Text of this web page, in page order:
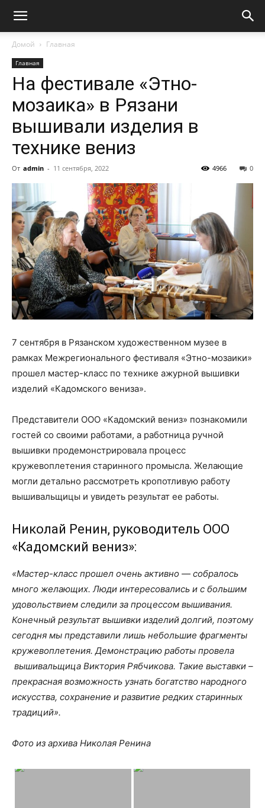
Домой Главная
Главная
На фестивале «Этно-
мозаика» в Рязани
вышивали изделия в
технике вениз
От admin - 11 сентября, 2022 0
4966
7 сентября в Рязанском художественном музее в
рамках Межрегионального фестиваля «Этно-мозаики»
прошел мастер-класс по технике ажурной вышивки
изделий «Кадомского вениза».
Представители ООО «Кадомский вениз» познакомили
гостей со своими работами, а работница ручной
вышивки продемонстрировала процесс
кружевоплетения старинного промысла. Желающие
могли детально рассмотреть кропотливую работу
вышивальщицы и увидеть результат ее работы.
Николай Ренин, руководитель ООО
«Кадомский вениз»:
«Мастер-класс прошел очень активно — собралось
много желающих. Люди интересовались и с большим
удовольствием следили за процессом вышивания.
Конечный результат вышивки изделий долгий, поэтому
сегодня мы представили лишь небольшие фрагменты
кружевоплетения. Демонстрацию работы провела
вышивальщица Виктория Рябчикова. Такие выставки –
прекрасная возможность узнать богатство народного
искусства, сохранение и развитие редких старинных
традиций».
Фото из архива Николая Ренина